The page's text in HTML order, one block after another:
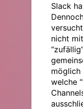
Slack
nicht
möglich
welche